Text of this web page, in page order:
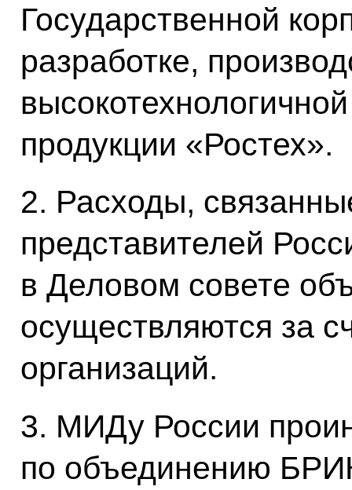
Государственной
разработке,
продукции «Ростех».
2. Расходы,
представителей
в Деловом совете
осуществляются за
организаций.
3. МИДу России
по объединению